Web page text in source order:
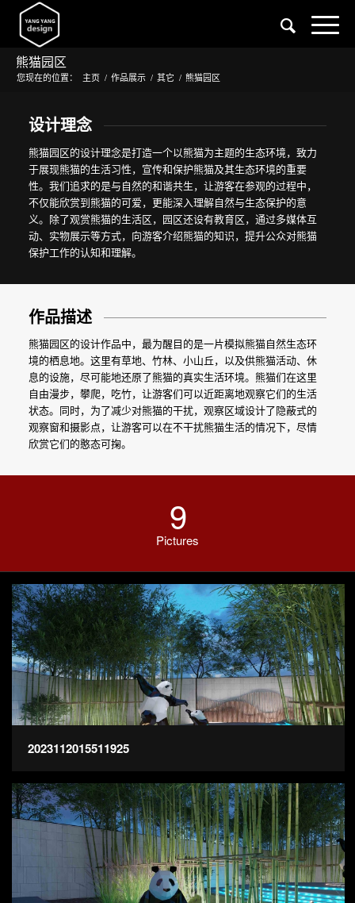
熊猫园区
您现在的位置： 主页 / 作品展示 / 其它 / 熊猫园区
设计理念
熊猫园区的设计理念是打造一个以熊猫为主题的生态环境，致力
于展现熊猫的生活习性，宣传和保护熊猫及其生态环境的重要
性。我们追求的是与自然的和谐共生，让游客在参观的过程中，
不仅能欣赏到熊猫的可爱，更能深入理解自然与生态保护的意
义。除了观赏熊猫的生活区，园区还设有教育区，通过多媒体互
动、实物展示等方式，向游客介绍熊猫的知识，提升公众对熊猫
保护工作的认知和理解。
作品描述
熊猫园区的设计作品中，最为醒目的是一片模拟熊猫自然生态环
境的栖息地。这里有草地、竹林、小山丘，以及供熊猫活动、休
息的设施，尽可能地还原了熊猫的真实生活环境。熊猫们在这里
自由漫步，攀爬，吃竹，让游客们可以近距离地观察它们的生活
状态。同时，为了减少对熊猫的干扰，观察区域设计了隐蔽式的
观察窗和摄影点，让游客可以在不干扰熊猫生活的情况下，尽情
欣赏它们的憨态可掬。
9
Pictures
2023112015511925